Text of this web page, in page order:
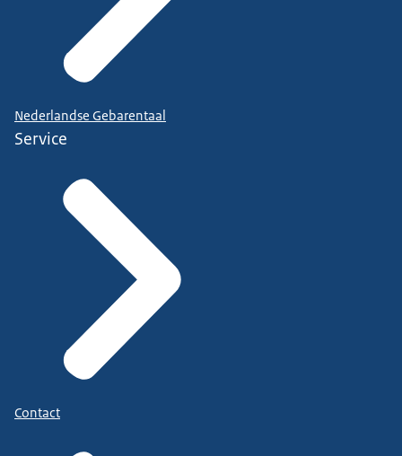
Nederlandse Gebarentaal
Service
Contact